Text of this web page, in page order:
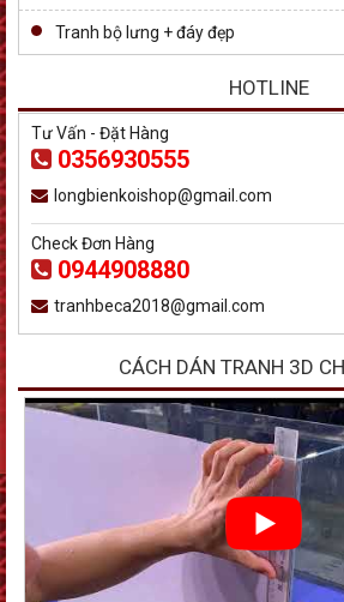
Tranh bộ lưng + đáy đẹp
HOTLINE
Tư Vấn - Đặt Hàng
0356930555
longbienkoishop@gmail.com
Check Đơn Hàng
0944908880
tranhbeca2018@gmail.com
CÁCH DÁN TRANH 3D